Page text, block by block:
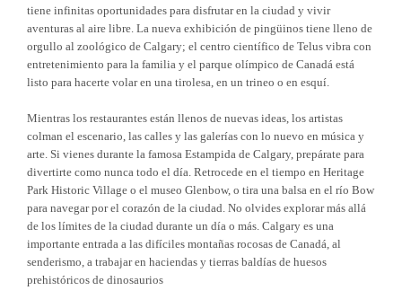
tiene infinitas oportunidades para disfrutar en la ciudad y vivir
aventuras al aire libre. La nueva exhibición de pingüinos tiene lleno de
orgullo al zoológico de Calgary; el centro científico de Telus vibra con
entretenimiento para la familia y el parque olímpico de Canadá está
listo para hacerte volar en una tirolesa, en un trineo o en esquí.
Mientras los restaurantes están llenos de nuevas ideas, los artistas
colman el escenario, las calles y las galerías con lo nuevo en música y
arte. Si vienes durante la famosa Estampida de Calgary, prepárate para
divertirte como nunca todo el día. Retrocede en el tiempo en Heritage
Park Historic Village o el museo Glenbow, o tira una balsa en el río Bow
para navegar por el corazón de la ciudad. No olvides explorar más allá
de los límites de la ciudad durante un día o más. Calgary es una
importante entrada a las difíciles montañas rocosas de Canadá, al
senderismo, a trabajar en haciendas y tierras baldías de huesos
prehistóricos de dinosaurios